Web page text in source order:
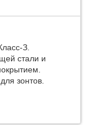
З.
стали и
зонтов.